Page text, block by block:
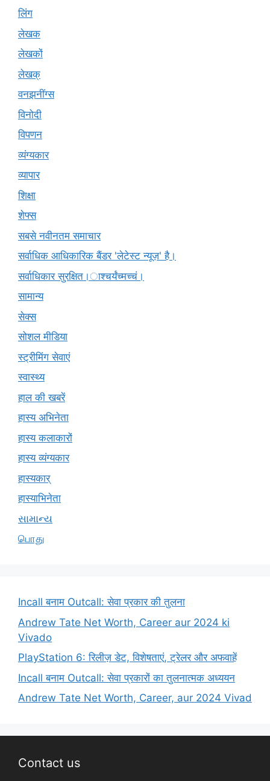
लिंग
लेखक
लेखकों
लेखक्
वनझनींग्स
विनोदी
विपणन
व्यंग्यकार
व्यापार
शिक्षा
शेफ्स
सबसे नवीनतम समाचार
सर्वाधिक आधिकारिक बैंडर 'लेटेस्ट न्यूज़' है।
सर्वाधिकार सुरक्षित।ाश्चर्यंच्मच्चं।
सामान्य
सेक्स
सोशल मीडिया
स्ट्रीमिंग सेवाएं
स्वास्थ्य
हाल की खबरें
हास्य अभिनेता
हास्य कलाकारों
हास्य व्यंग्यकार
हास्यकार्
हास्याभिनेता
સામાન્ય
பொது
Incall बनाम Outcall: सेवा प्रकार की तुलना
Andrew Tate Net Worth, Career aur 2024 ki
Vivado
PlayStation 6: रिलीज़ डेट, विशेषताएं, ट्रेलर और अफवाहें
Incall बनाम Outcall: सेवा प्रकारों का तुलनात्मक अध्ययन
Andrew Tate Net Worth, Career, aur 2024 Vivad
Contact us